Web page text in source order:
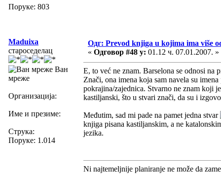
Поруке: 803
Maduixa
староседелац
Ван
мреже
Организација:
Име и презиме:
Струка:
Поруке: 1.014
Одг: Prevod knjiga u kojima ima više
« Одговор #48 у: 01.12 ч. 07.01.2007. »
E, to već ne znam. Barselona se odnosi
Znači, ona imena koja sam navela su
pokrajina/zajednica. Stvarno ne znam koji
kastiljanski, što u stvari znači, da su i
Međutim, sad mi pade na pamet jedna stvar
knjiga pisana kastiljanskim, a ne
jezika.
Ni najtemeljnije planiranje ne može da